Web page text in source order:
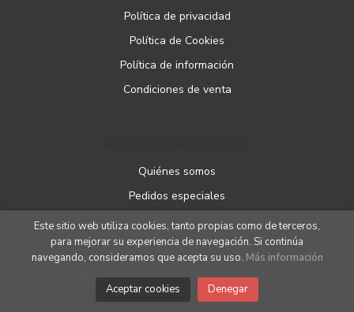
Política de privacidad
Política de Cookies
Política de información
Condiciones de venta
Quiénes somos
Pedidos especiales
Podibooks. Todos los Derechos Reservados |
Podiprint
Este sitio web utiliza cookies, tanto propias como de terceros,
para mejorar su experiencia de navegación. Si continúa
navegando, consideramos que acepta su uso. Más información
Aceptar cookies Denegar